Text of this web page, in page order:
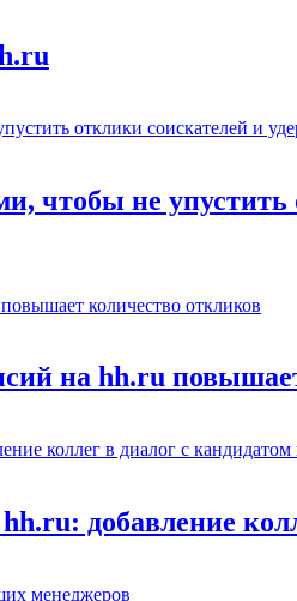
чтобы не
на hh.ru
добавление